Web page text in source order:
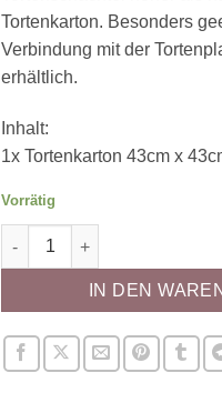
Tortenkarton. Besonders
Verbindung mit der
erhältlich.
Inhalt:
1x Tortenkarton 43cm x
Vorrätig
Tortenkarton (43cm) Menge
IN DEN